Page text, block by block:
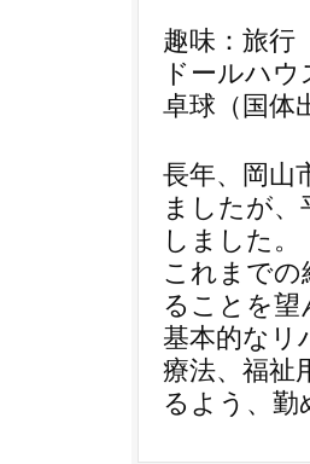
趣味：旅
ドールハ
卓球（国体
長年、岡山
ましたが、
しました。
これまでの
ることを
基本的なリ
療法、福祉
るよう、勤